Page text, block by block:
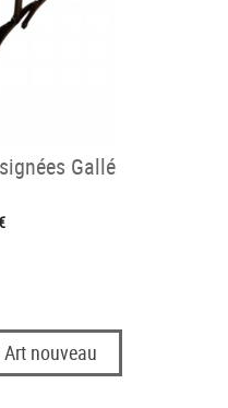
Gallé
nouveau